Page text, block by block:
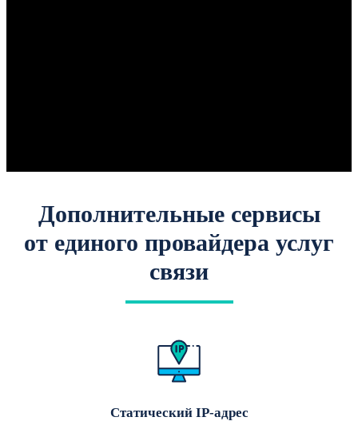
Дополнительные сервисы
от единого провайдера услуг
связи
Статический IP-адрес